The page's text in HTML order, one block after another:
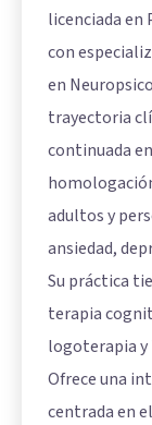
licenciada en
con
en
trayectoria
continuada
adultos y
ansiedad,
Su práctica
terapia
logoterapia y
Ofrece una
centrada en